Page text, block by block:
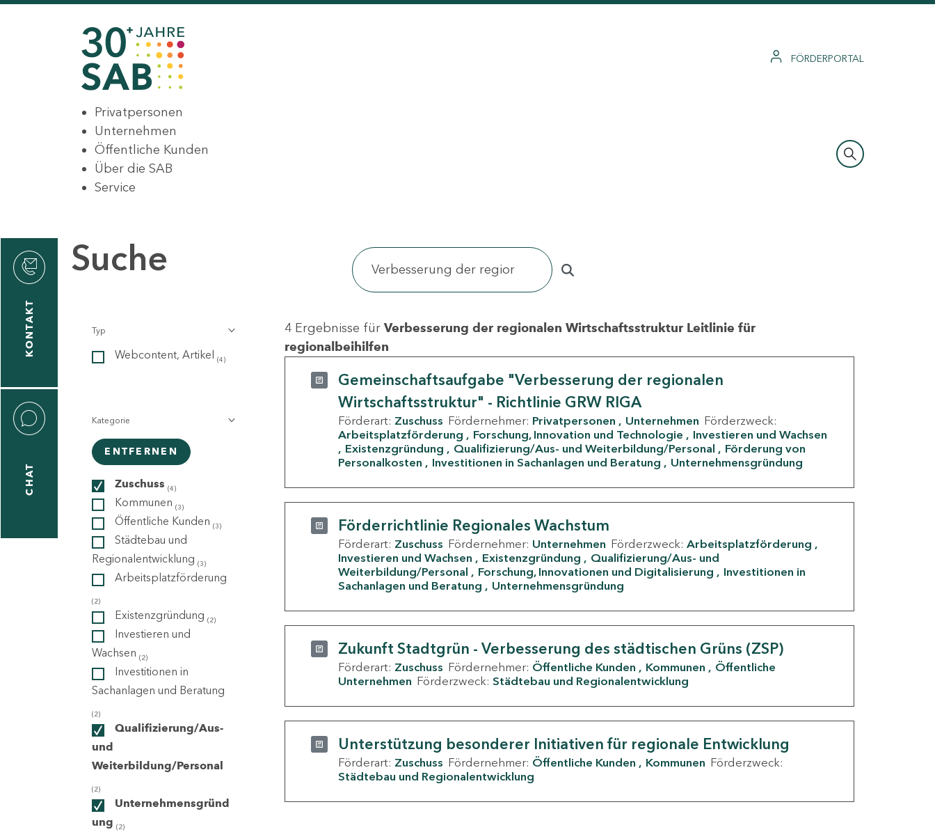
FÖRDERPORTAL
Privatpersonen
Unternehmen
Öffentliche Kunden
Über die SAB
Service
KONTAKT
CHAT
Suche
Typ
Webcontent, Artikel (4)
Kategorie
ENTFERNEN
Zuschuss (4)
Kommunen (3)
Öffentliche Kunden (3)
Städtebau und
Regionalentwicklung (3)
Arbeitsplatzförderung
(2)
Existenzgründung (2)
Investieren und
Wachsen (2)
Investitionen in
Sachanlagen und Beratung
(2)
Qualifizierung/Aus-
und
Weiterbildung/Personal
(2)
Unternehmensgründ
ung (2)
4 Ergebnisse für Verbesserung der regionalen Wirtschaftsstruktur Leitlinie für
regionalbeihilfen
Gemeinschaftsaufgabe "Verbesserung der regionalen
Wirtschaftsstruktur" - Richtlinie GRW RIGA
Förderart: Zuschuss Fördernehmer: Privatpersonen Unternehmen Förderzweck:
Arbeitsplatzförderung
Forschung, Innovation und Technologie
Investieren und Wachsen
Existenzgründung
Qualifizierung/Aus- und Weiterbildung/Personal
Förderung von
Personalkosten
Investitionen in Sachanlagen und Beratung Unternehmensgründung
Förderrichtlinie Regionales Wachstum
Förderart: Zuschuss Fördernehmer: Unternehmen Förderzweck: Arbeitsplatzförderung
Investieren und Wachsen
Existenzgründung
Qualifizierung/Aus- und
Weiterbildung/Personal
Forschung, Innovationen und Digitalisierung
Investitionen in
Sachanlagen und Beratung
Unternehmensgründung
Zukunft Stadtgrün - Verbesserung des städtischen Grüns (ZSP)
Förderart: Zuschuss Fördernehmer: Öffentliche Kunden Kommunen
Öffentliche
Unternehmen Förderzweck: Städtebau und Regionalentwicklung
Unterstützung besonderer Initiativen für regionale Entwicklung
Förderart: Zuschuss Fördernehmer: Öffentliche Kunden Kommunen Förderzweck:
Städtebau und Regionalentwicklung